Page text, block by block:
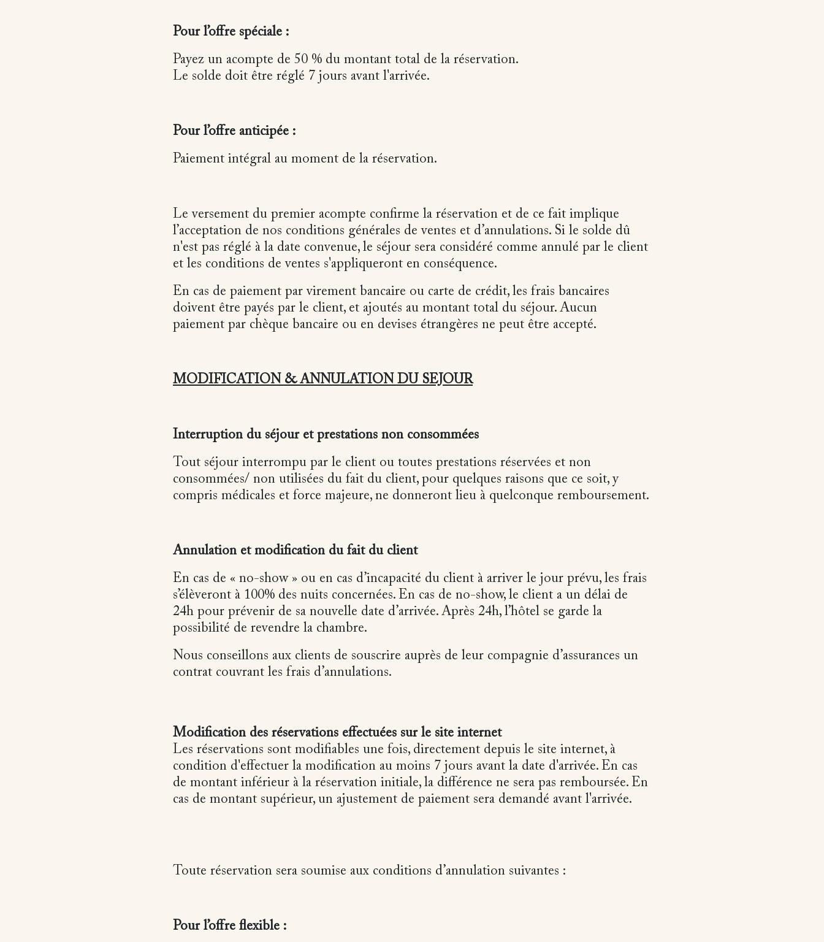
Pour l’offre spéciale :
Payez un acompte de 50 % du montant total de la réservation.
Le solde doit être réglé 7 jours avant l'arrivée.
Pour l’offre anticipée :
Paiement intégral au moment de la réservation.
Le versement du premier acompte confirme la réservation et de ce fait implique
l’acceptation de nos conditions générales de ventes et d’annulations. Si le solde dû
n'est pas réglé à la date convenue, le séjour sera considéré comme annulé par le client
et les conditions de ventes s'appliqueront en conséquence.
En cas de paiement par virement bancaire ou carte de crédit, les frais bancaires
doivent être payés par le client, et ajoutés au montant total du séjour. Aucun
paiement par chèque bancaire ou en devises étrangères ne peut être accepté.
MODIFICATION & ANNULATION DU SEJOUR
Interruption du séjour et prestations non consommées
Tout séjour interrompu par le client ou toutes prestations réservées et non
consommées/ non utilisées du fait du client, pour quelques raisons que ce soit, y
compris médicales et force majeure, ne donneront lieu à quelconque remboursement.
Annulation et modification du fait du client
En cas de « no-show » ou en cas d’incapacité du client à arriver le jour prévu, les frais
s’élèveront à 100% des nuits concernées. En cas de no-show, le client a un délai de
24h pour prévenir de sa nouvelle date d’arrivée. Après 24h, l’hôtel se garde la
possibilité de revendre la chambre.
Nous conseillons aux clients de souscrire auprès de leur compagnie d’assurances un
contrat couvrant les frais d’annulations.
Modification des réservations effectuées sur le site internet
Les réservations sont modifiables une fois, directement depuis le site internet, à
condition d'effectuer la modification au moins 7 jours avant la date d'arrivée. En cas
de montant inférieur à la réservation initiale, la différence ne sera pas remboursée. En
cas de montant supérieur, un ajustement de paiement sera demandé avant l'arrivée.
Toute réservation sera soumise aux conditions d’annulation suivantes :
Pour l’offre flexible :